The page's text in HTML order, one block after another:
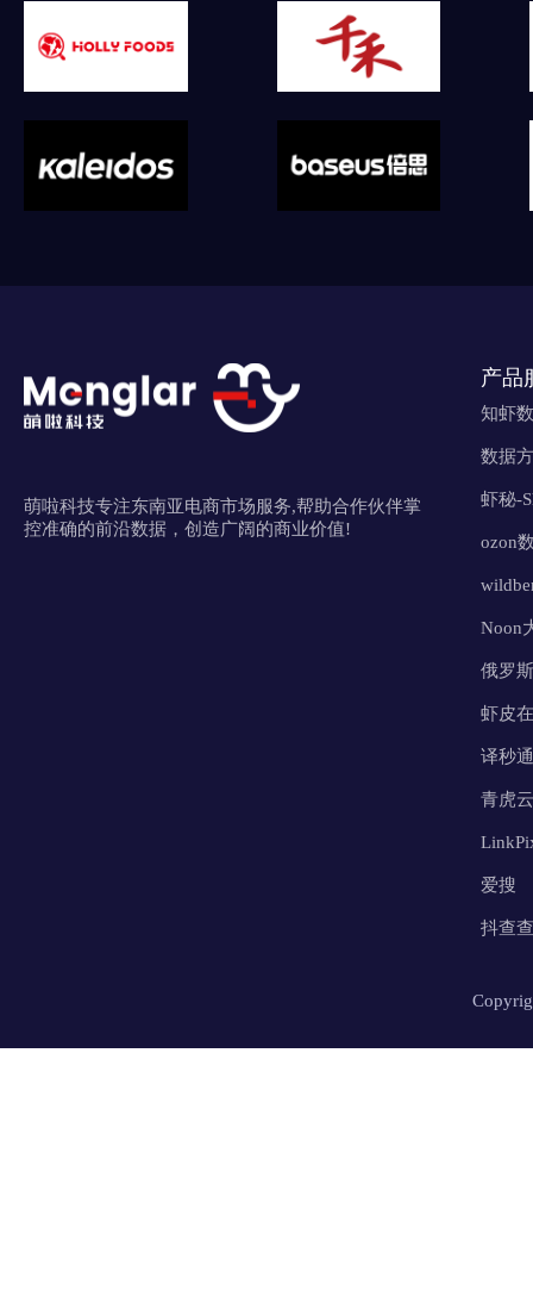
萌啦科技专注东南亚电商市场服务,帮助合作伙伴掌
控准确的前沿数据，创造广阔的商业价值!
产品
知虾
数据
虾秘-
ozon
Noon
俄罗
虾皮
译秒
青虎
爱搜
抖查查